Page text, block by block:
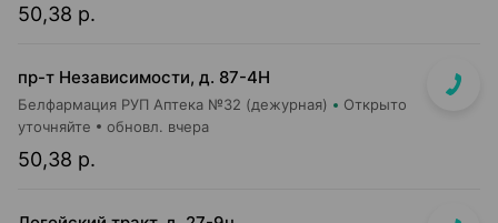
50,38 р.
пр-т Независимости, д. 87-4Н
Белфармация РУП Аптека №32 (дежурная) Открыто
50,38 р.
уточняйте обновл. вчера